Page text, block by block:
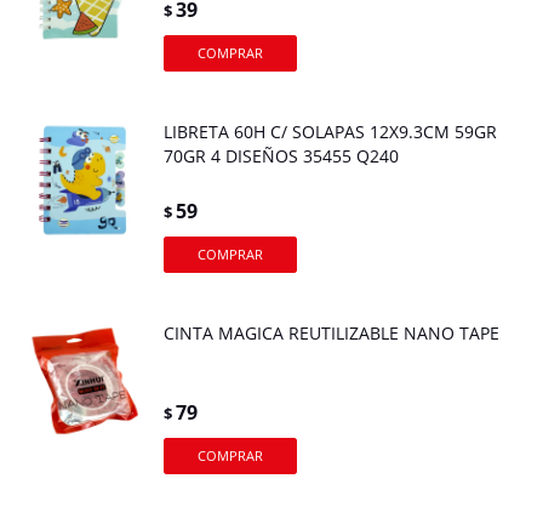
$39
LIBRETA 60H C/ SOLAPAS 12X9.3CM 59GR
70GR 4 DISEÑOS 35455 Q240
$59
CINTA MAGICA REUTILIZABLE NANO TAPE
$79